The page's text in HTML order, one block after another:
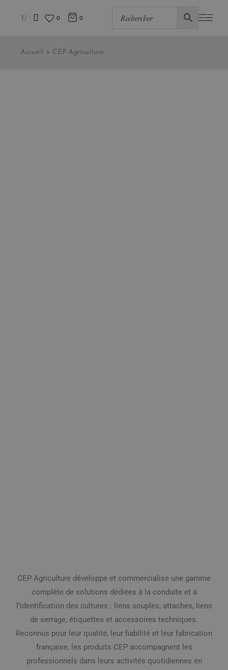
0 0
Accueil CEP Agriculture
CEP Agriculture développe et commercialise une gamme
complète de solutions dédiées à la conduite et à
l’identification des cultures : liens souples, attaches, liens
de serrage, étiquettes et accessoires techniques.
Reconnus pour leur qualité, leur fiabilité et leur fabrication
française, les produits CEP accompagnent les
professionnels dans leurs activités quotidiennes en